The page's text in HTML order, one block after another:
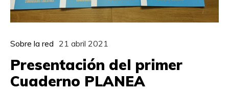
Sobre la red 21 abril 2021
Presentación del primer
Cuaderno PLANEA